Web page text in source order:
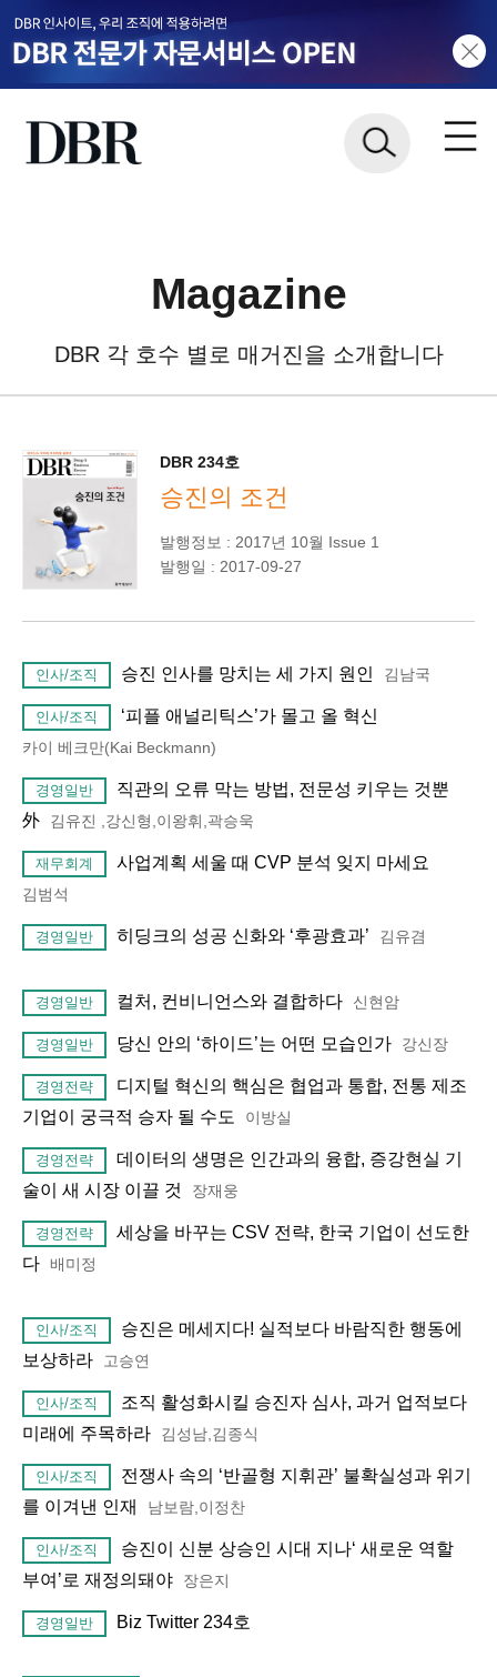
Magazine
DBR 각 호수 별로 매거진을 소개합니다
DBR 234호
승진의 조건
발행정보 : 2017년 10월 Issue 1
발행일 : 2017-09-27
인사/조직 승진 인사를 망치는 세 가지 원인 김남국
인사/조직 ‘피플 애널리틱스’가 몰고 올 혁신
카이 베크만(Kai Beckmann)
경영일반
직관의 오류 막는 방법, 전문성 키우는 것뿐
外
김유진 ,강신형,이왕휘,곽승욱
재무회계 사업계획 세울 때 CVP 분석 잊지 마세요
김범석
경영일반 히딩크의 성공 신화와 ‘후광효과’ 김유겸
경영일반 컬처, 컨비니언스와 결합하다 신현암
경영일반 당신 안의 ‘하이드’는 어떤 모습인가 강신장
경영전략
디지털 혁신의 핵심은 협업과 통합, 전통 제조
기업이 궁극적 승자 될 수도
이방실
경영전략
데이터의 생명은 인간과의 융합, 증강현실 기
술이 새 시장 이끌 것
장재웅
경영전략
세상을 바꾸는 CSV 전략, 한국 기업이 선도한
다 배미정
인사/조직
승진은 메세지다! 실적보다 바람직한 행동에
보상하라
고승연
인사/조직
조직 활성화시킬 승진자 심사, 과거 업적보다
미래에 주목하라
김성남,김종식
인사/조직
전쟁사 속의 ‘반골형 지휘관’ 불확실성과 위기
를 이겨낸 인재
남보람,이정찬
인사/조직
승진이 신분 상승인 시대 지나‘ 새로운 역할
부여’로 재정의돼야
장은지
경영일반 Biz Twitter 234호